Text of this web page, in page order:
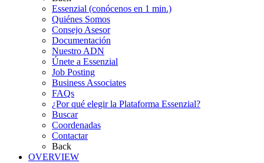
Essenzial (conócenos en 1 min.)
Quiénes Somos
Consejo Asesor
Documentación
Nuestro ADN
Únete a Essenzial
Job Posting
Business Associates
FAQs
¿Por qué elegir la Plataforma Essenzial?
Buscar
Coordenadas
Contactar
Back
OVERVIEW